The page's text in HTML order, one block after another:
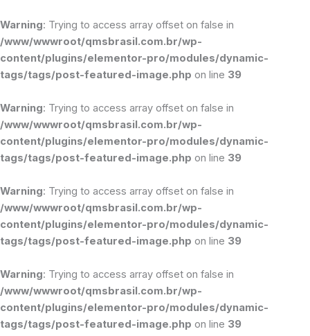
Warning: Trying to access array offset on false in
/www/wwwroot/qmsbrasil.com.br/wp-
content/plugins/elementor-pro/modules/dynamic-
tags/tags/post-featured-image.php on line 39
Warning: Trying to access array offset on false in
/www/wwwroot/qmsbrasil.com.br/wp-
content/plugins/elementor-pro/modules/dynamic-
tags/tags/post-featured-image.php on line 39
Warning: Trying to access array offset on false in
/www/wwwroot/qmsbrasil.com.br/wp-
content/plugins/elementor-pro/modules/dynamic-
tags/tags/post-featured-image.php on line 39
Warning: Trying to access array offset on false in
/www/wwwroot/qmsbrasil.com.br/wp-
content/plugins/elementor-pro/modules/dynamic-
tags/tags/post-featured-image.php on line 39
para
o
conteúdo